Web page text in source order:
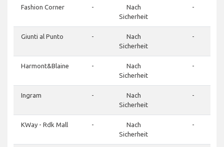
Fashion Corner -
Nach
Sicherheit
-
Giunti al Punto -
Nach
Sicherheit
-
Harmont&Blaine -
Nach
Sicherheit
-
Ingram -
Nach
Sicherheit
-
KWay - Rdk Mall -
Nach
Sicherheit
-